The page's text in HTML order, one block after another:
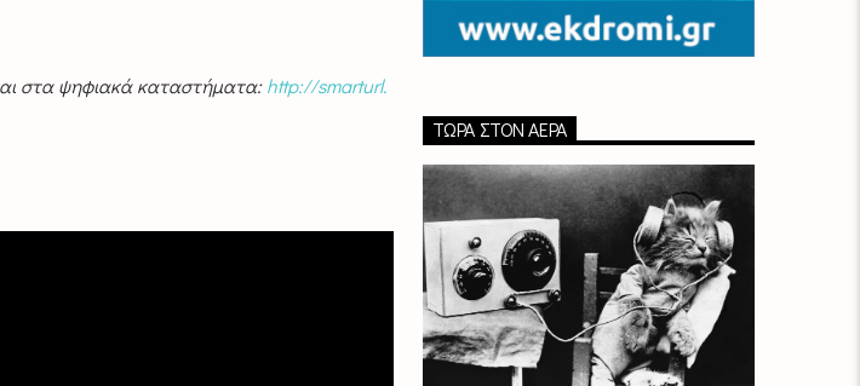
στα ψηφιακά καταστήματα:http://smarturl.
ΤΏΡΑ ΣΤΟΝ ΑΈΡΑ